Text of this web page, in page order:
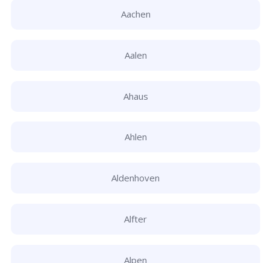
Aachen
Aalen
Ahaus
Ahlen
Aldenhoven
Alfter
Alpen